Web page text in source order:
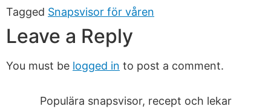
Tagged Snapsvisor för våren
Leave a Reply
You must be logged in to post a comment.
Populära snapsvisor, recept och lekar